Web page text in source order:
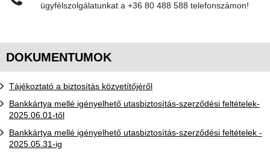
ügyfélszolgálatunkat a +36 80 488 588 telefonszámon!
DOKUMENTUMOK
Tájékoztató a biztosítás közvetítőjéről
Bankkártya mellé igényelhető utasbiztosítás-szerződési feltételek-
2025.06.01-től
Bankkártya mellé igényelhető utasbiztosítás-szerződési feltételek -
2025.05.31-ig